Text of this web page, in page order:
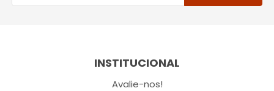
INSTITUCIONAL
Avalie-nos!